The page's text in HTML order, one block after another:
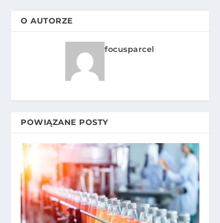
O AUTORZE
focusparcel
POWIĄZANE POSTY